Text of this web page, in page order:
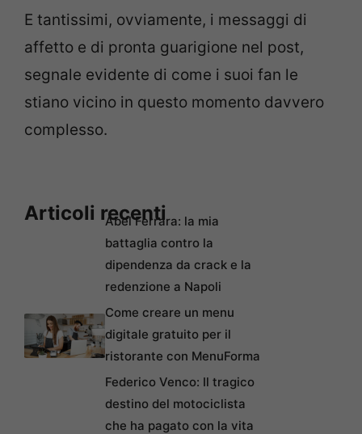
E tantissimi, ovviamente, i messaggi di
affetto e di pronta guarigione nel post,
segnale evidente di come i suoi fan le
stiano vicino in questo momento davvero
complesso.
Articoli recenti
Abel Ferrara: la mia
battaglia contro la
dipendenza da crack e la
redenzione a Napoli
Come creare un menu
digitale gratuito per il
ristorante con MenuForma
Federico Venco: Il tragico
destino del motociclista
che ha pagato con la vita